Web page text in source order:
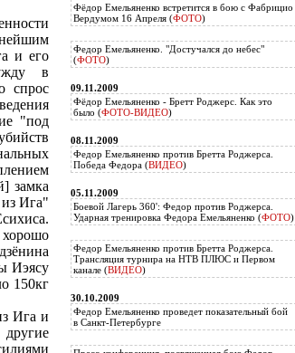
и его
в
спрос
"под
замка
Ига"
Иэясу
150кг
Ига и
Фёдор Емельяненко встретится в бою с Фабрицио
Вердумом 16 Апреля (ФОТО)
Федор Емельяненко. "Достучался до небес"
(ФОТО)
09.11.2009
Фёдор Емельяненко - Бретт Роджерс. Как это
было (ФОТО-ВИДЕО)
08.11.2009
Федор Емельяненко против Бретта Роджерса.
Победа Федора (ВИДЕО)
05.11.2009
Боевой Лагерь 360': Федор против Роджерса.
Ударная тренировка Федора Емельяненко (ФОТО)
Федор Емельяненко против Бретта Роджерса.
Трансляция турнира на НТВ ПЛЮС и Первом
канале (ВИДЕО)
30.10.2009
Федор Емельяненко проведет показательный бой
в Санкт-Петербурге